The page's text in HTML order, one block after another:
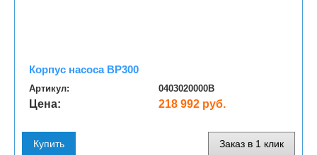
Корпус насоса BP300
Артикул: 0403020000B
Цена: 218 992 руб.
Купить Заказ в 1 клик